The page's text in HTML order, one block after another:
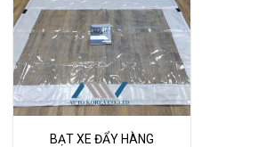
BẠT XE ĐẨY HÀNG